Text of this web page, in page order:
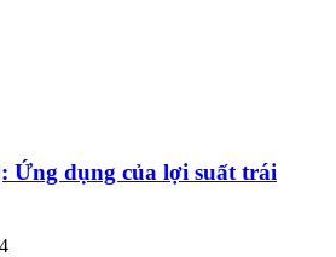
Ứng dụng của lợi suất trái